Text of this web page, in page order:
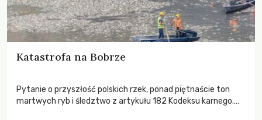
Katastrofa na Bobrze
Pytanie o przyszłość polskich rzek, ponad piętnaście ton
martwych ryb i śledztwo z artykułu 182 Kodeksu karnego.